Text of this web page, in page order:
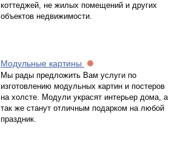
коттеджей, не жилых помещений и других
объектов недвижимости.
Модульные картины
Мы рады предложить Вам услуги по
изготовлению модульных картин и постеров
на холсте. Модули украсят интерьер дома, а
так же станут отличным подарком на любой
праздник.